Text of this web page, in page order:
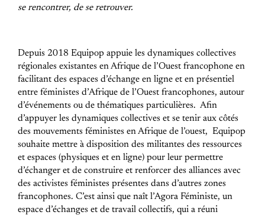
se rencontrer, de se retrouver.
Depuis 2018 Equipop appuie les dynamiques collectives
régionales existantes en Afrique de l’Ouest francophone en
facilitant des espaces d’échange en ligne et en présentiel
entre féministes d’Afrique de l’Ouest francophones, autour
d’événements ou de thématiques particulières. Afin
d’appuyer les dynamiques collectives et se tenir aux côtés
des mouvements féministes en Afrique de l’ouest, Equipop
souhaite mettre à disposition des militantes des ressources
et espaces (physiques et en ligne) pour leur permettre
d’échanger et de construire et renforcer des alliances avec
des activistes féministes présentes dans d’autres zones
francophones. C’est ainsi que naît l’Agora Féministe, un
espace d’échanges et de travail collectifs, qui a réuni